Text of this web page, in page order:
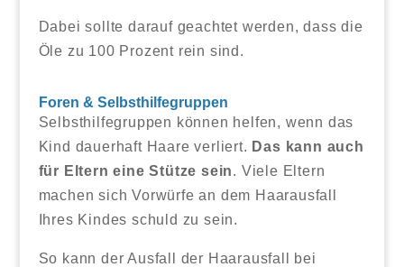
Dabei sollte darauf geachtet werden, dass die
Öle zu 100 Prozent rein sind.
Foren & Selbsthilfegruppen
Selbsthilfegruppen können helfen, wenn das
Kind dauerhaft Haare verliert. Das kann auch
für Eltern eine Stütze sein. Viele Eltern
machen sich Vorwürfe an dem Haarausfall
Ihres Kindes schuld zu sein.
So kann der Ausfall der Haarausfall bei